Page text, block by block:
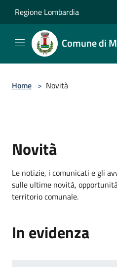
Regione Lombardia
Comune di
Home > Novità
Novità
Le notizie, i comunicati e gli
sulle ultime novità,
territorio comunale.
In evidenza